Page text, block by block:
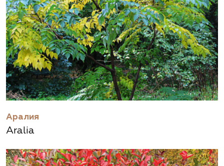
Аралия
Aralia